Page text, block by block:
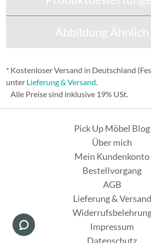
Abbildung Ähnlich
* Kostenloser Versand in Deutschland
unter Lieferung & Versand.
Alle Preise sind inklusive 19% USt.
Pick Up Möbel Blog
Über mich
Mein Kundenkonto
Bestellvorgang
AGB
Lieferung & Versand
Impressum
Datenschutz